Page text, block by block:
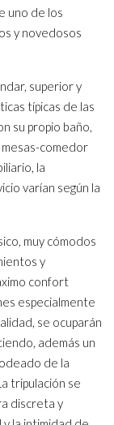
uno de los
y novedosos
superior y
típicas de las
su propio baño,
comedor
la
varían según la
muy cómodos
y
confort
especialmente
se ocuparán
además un
de la
tripulación se
discreta y